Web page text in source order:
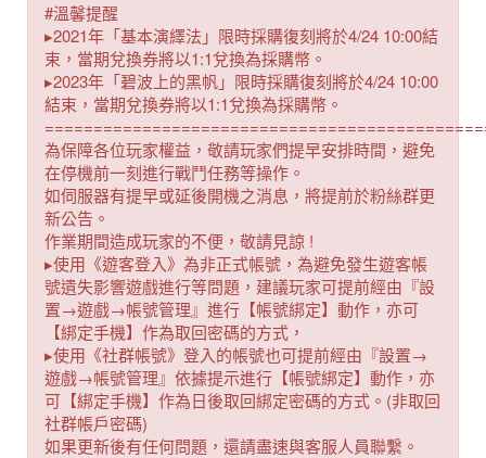
#溫馨提醒
▸2021年「基本演繹法」限時採購復刻將於4/24 10:00結
束，當期兌換券將以1:1兌換為採購幣。
▸2023年「碧波上的黑帆」限時採購復刻將於4/24 10:00
結束，當期兌換券將以1:1兌換為採購幣。
為保障各位玩家權益，敬請玩家們提早安排時間，避免
在停機前一刻進行戰鬥任務等操作。
如伺服器有提早或延後開機之消息，將提前於粉絲群更
新公告。
作業期間造成玩家的不便，敬請見諒 !
▸使用《遊客登入》為非正式帳號，為避免發生遊客帳
號遺失影響遊戲進行等問題，建議玩家可提前經由『設
置→遊戲→帳號管理』進行【帳號綁定】動作，亦可
【綁定手機】作為取回密碼的方式，
▸使用《社群帳號》登入的帳號也可提前經由『設置→
遊戲→帳號管理』依據提示進行【帳號綁定】動作，亦
可【綁定手機】作為日後取回綁定密碼的方式。(非取回
社群帳戶密碼)
如果更新後有任何問題，還請盡速與客服人員聯繫。